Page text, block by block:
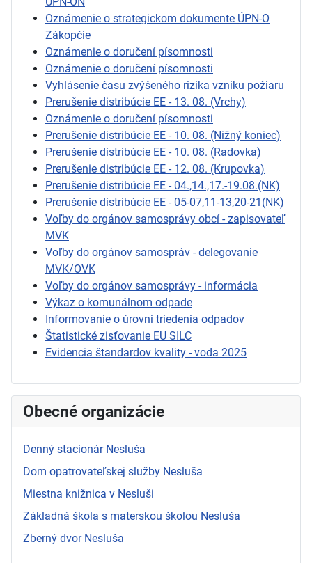
Oznámenie o strategickom dokumente ÚPN-O
Zákopčie
Oznámenie o doručení písomnosti
Oznámenie o doručení písomnosti
Vyhlásenie času zvýšeného rizika vzniku požiaru
Prerušenie distribúcie EE - 13. 08. (Vrchy)
Oznámenie o doručení písomnosti
Prerušenie distribúcie EE - 10. 08. (Nižný koniec)
Prerušenie distribúcie EE - 10. 08. (Radovka)
Prerušenie distribúcie EE - 12. 08. (Krupovka)
Prerušenie distribúcie EE - 04.,14.,17.-19.08.(NK)
Prerušenie distribúcie EE - 05-07,11-13,20-21(NK)
Voľby do orgánov samosprávy obcí - zapisovateľ
MVK
Voľby do orgánov samospráv - delegovanie
MVK/OVK
Voľby do orgánov samosprávy - informácia
Výkaz o komunálnom odpade
Informovanie o úrovni triedenia odpadov
Štatistické zisťovanie EU SILC
Evidencia štandardov kvality - voda 2025
Obecné organizácie
Denný stacionár Nesluša
Dom opatrovateľskej služby Nesluša
Miestna knižnica v Nesluši
Základná škola s materskou školou Nesluša
Zberný dvor Nesluša